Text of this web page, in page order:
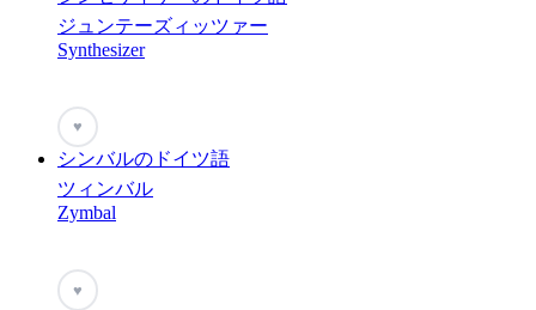
ジュンテーズィッツァー
Synthesizer
♥
シンバルのドイツ語
ツィンバル
Zymbal
♥